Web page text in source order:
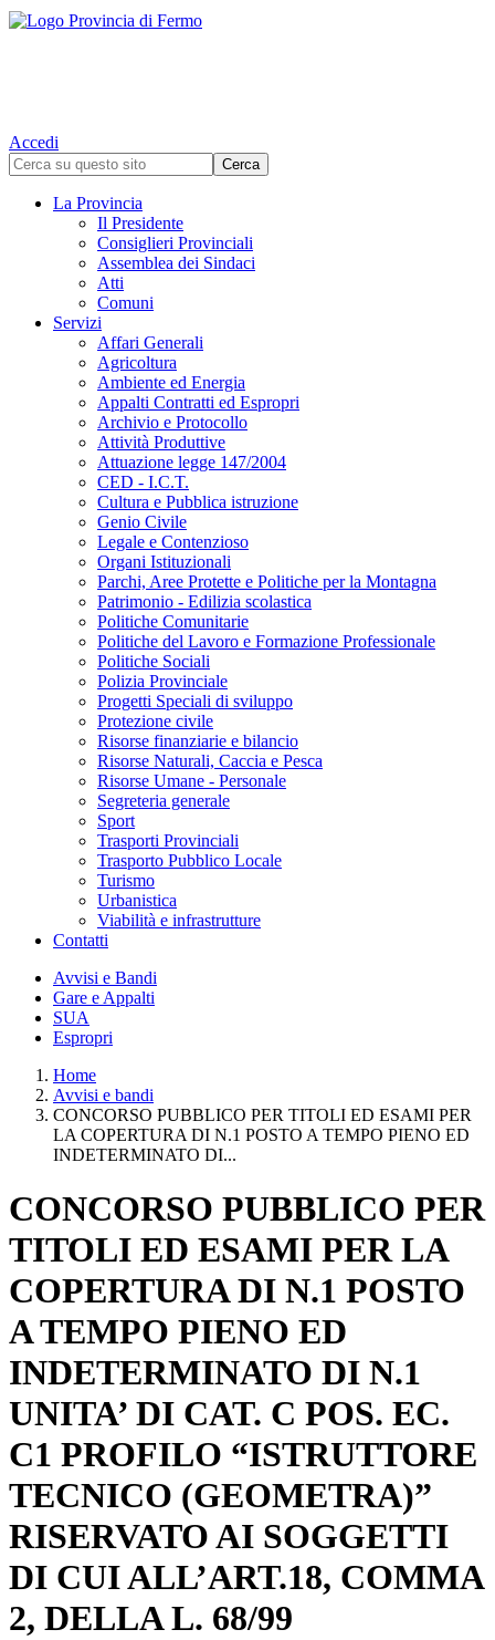
Accedi
La Provincia
Il Presidente
Consiglieri Provinciali
Assemblea dei Sindaci
Atti
Comuni
Servizi
Affari Generali
Agricoltura
Ambiente ed Energia
Appalti Contratti ed Espropri
Archivio e Protocollo
Attività Produttive
Attuazione legge 147/2004
CED - I.C.T.
Cultura e Pubblica istruzione
Genio Civile
Legale e Contenzioso
Organi Istituzionali
Parchi, Aree Protette e Politiche per la Montagna
Patrimonio - Edilizia scolastica
Politiche Comunitarie
Politiche del Lavoro e Formazione Professionale
Politiche Sociali
Polizia Provinciale
Progetti Speciali di sviluppo
Protezione civile
Risorse finanziarie e bilancio
Risorse Naturali, Caccia e Pesca
Risorse Umane - Personale
Segreteria generale
Sport
Trasporti Provinciali
Trasporto Pubblico Locale
Turismo
Urbanistica
Viabilità e infrastrutture
Contatti
Avvisi e Bandi
Gare e Appalti
SUA
Espropri
Home
Avvisi e bandi
CONCORSO PUBBLICO PER TITOLI ED ESAMI PER
LA COPERTURA DI N.1 POSTO A TEMPO PIENO ED
INDETERMINATO DI...
CONCORSO PUBBLICO PER
TITOLI ED ESAMI PER LA
COPERTURA DI N.1 POSTO
A TEMPO PIENO ED
INDETERMINATO DI N.1
UNITA’ DI CAT. C POS. EC.
C1 PROFILO “ISTRUTTORE
TECNICO (GEOMETRA)”
RISERVATO AI SOGGETTI
DI CUI ALL’ART.18, COMMA
2, DELLA L. 68/99